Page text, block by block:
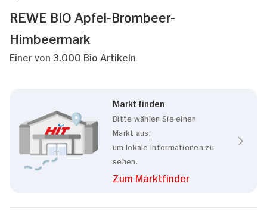
REWE BIO Apfel-Brombeer-
Himbeermark
Einer von 3.000 Bio Artikeln
Markt finden
Bitte wählen Sie einen
Markt aus,
um lokale Informationen zu
sehen.
Zum Marktfinder